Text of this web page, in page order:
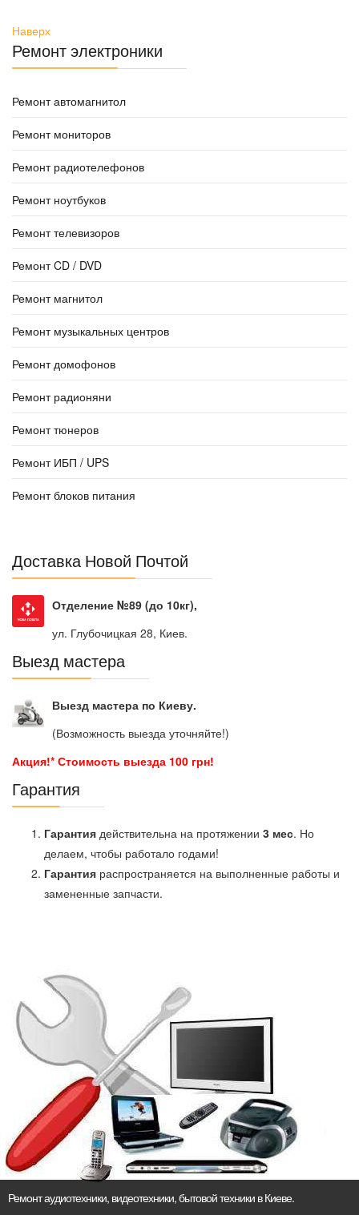
Наверх
Ремонт электроники
Ремонт автомагнитол
Ремонт мониторов
Ремонт радиотелефонов
Ремонт ноутбуков
Ремонт телевизоров
Ремонт CD / DVD
Ремонт магнитол
Ремонт музыкальных центров
Ремонт домофонов
Ремонт радионяни
Ремонт тюнеров
Ремонт ИБП / UPS
Ремонт блоков питания
Доставка Новой Почтой
Отделение №89 (до 10кг),
ул. Глубочицкая 28, Киев.
Выезд мастера
Выезд мастера по Киеву.
(Возможность выезда уточняйте!)
Акция!* Стоимость выезда 100 грн!
Гарантия
Гарантия действительна на протяжении 3 мес. Но
делаем, чтобы работало годами!
Гарантия распространяется на выполненные работы и
замененные запчасти.
Ремонт аудиотехники, видеотехники, бытовой техники в Киеве.